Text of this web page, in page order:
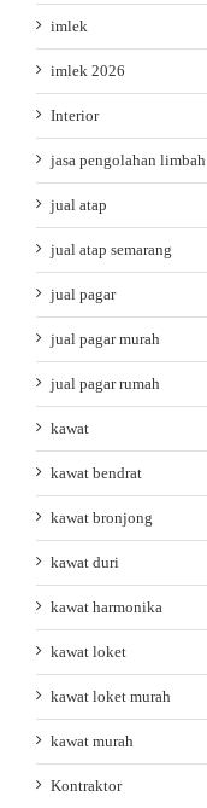
imlek
imlek 2026
Interior
jasa pengolahan limbah
jual atap
jual atap semarang
jual pagar
jual pagar murah
jual pagar rumah
kawat
kawat bendrat
kawat bronjong
kawat duri
kawat harmonika
kawat loket
kawat loket murah
kawat murah
Kontraktor